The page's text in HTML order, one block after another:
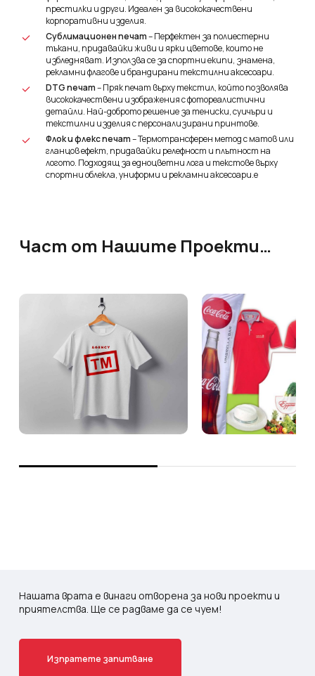
престилки и други. Идеален за висококачествени
корпоративни изделия.
Сублимационен печат– Перфектен за полиестерни
тъкани, придавайки живи и ярки цветове, които не
избледняват. Използва се за спортни екипи, знамена,
рекламни флагове и брандирани текстилни аксесоари.
DTG печат– Пряк печат върху текстил, който позволява
висококачествени изображения с фотореалистични
детайли. Най-доброто решение за тениски, суичъри и
текстилни изделия с персонализирани принтове.
Флок и флекс печат– Термотрансферен метод с матов или
гланцов ефект, придавайки релефност и плътност на
логото. Подходящ за едноцветни лога и текстове върху
спортни облекла, униформи и рекламни аксесоари.е
Част от Нашите Проекти…
Нашата врата е винаги отворена за нови проекти и
приятелства. Ще се радваме да се чуем!
Изпратете запитване